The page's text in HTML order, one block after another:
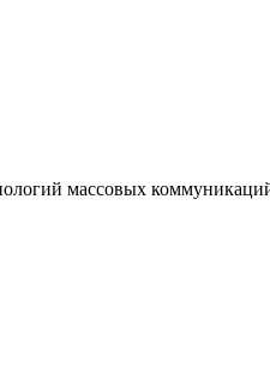
массовых